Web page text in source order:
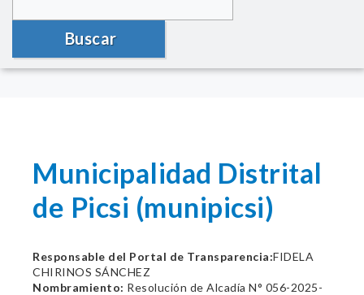
Buscar
Municipalidad Distrital
de Picsi (munipicsi)
Responsable del Portal de Transparencia:FIDELA
CHIRINOS SÁNCHEZ
Nombramiento: Resolución de Alcadía N° 056-2025-